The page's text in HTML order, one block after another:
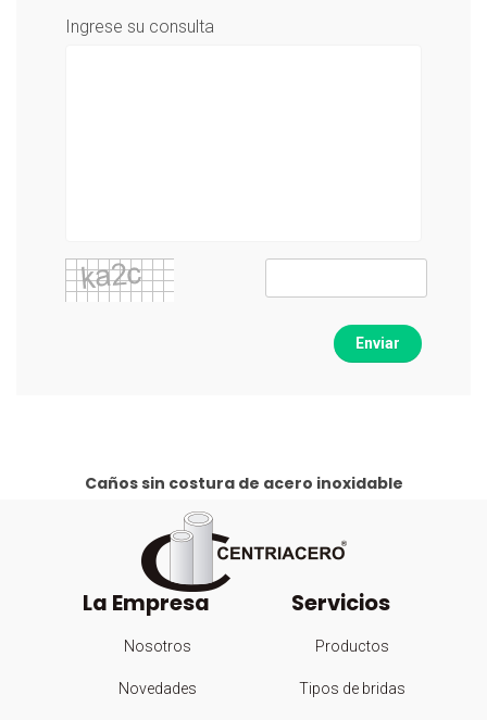
Ingrese su consulta
Enviar
Caños sin costura de acero inoxidable
La Empresa
Nosotros
Novedades
Servicios
Productos
Tipos de bridas